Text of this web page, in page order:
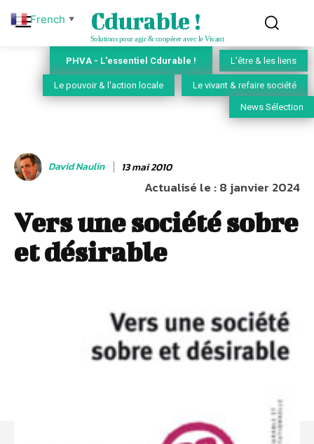
Cdurable !
Solutions pour agir & coopérer avec le Vivant
PHVA - L'essentiel Cdurable ! L'être & les liens
Le pouvoir & l'action locale Le vivant & refaire société
News Sélection
David Naulin 13 mai 2010
Actualisé le :8 janvier 2024
Vers une société sobre
et désirable
French ▼